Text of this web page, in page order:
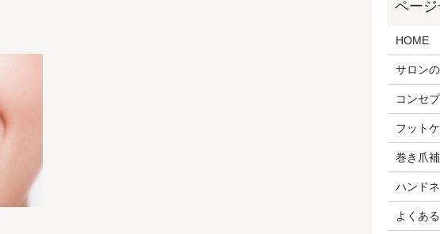
HOME
サロン
コンセ
フット
巻き爪
ハンド
よくあ